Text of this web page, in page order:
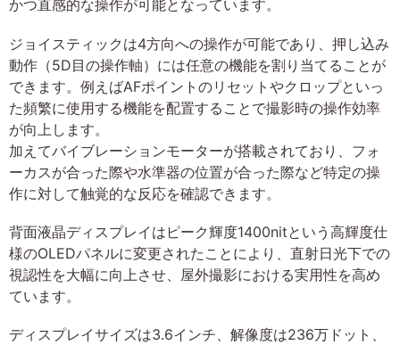
かつ直感的な操作が可能となっています。
ジョイスティックは4方向への操作が可能であり、押し込み
動作（5D目の操作軸）には任意の機能を割り当てることが
できます。例えばAFポイントのリセットやクロップといっ
た頻繁に使用する機能を配置することで撮影時の操作効率
が向上します。
加えてバイブレーションモーターが搭載されており、フォ
ーカスが合った際や水準器の位置が合った際など特定の操
作に対して触覚的な反応を確認できます。
背面液晶ディスプレイはピーク輝度1400nitという高輝度仕
様のOLEDパネルに変更されたことにより、直射日光下での
視認性を大幅に向上させ、屋外撮影における実用性を高め
ています。
ディスプレイサイズは3.6インチ、解像度は236万ドット、